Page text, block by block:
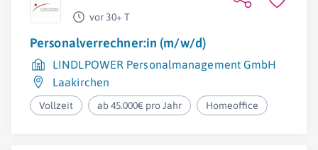
vor 30+ T
Personalverrechner:in (m/w/d)
LINDLPOWER Personalmanagement GmbH
Laakirchen
Vollzeit ab 45.000€ pro Jahr Homeoffice